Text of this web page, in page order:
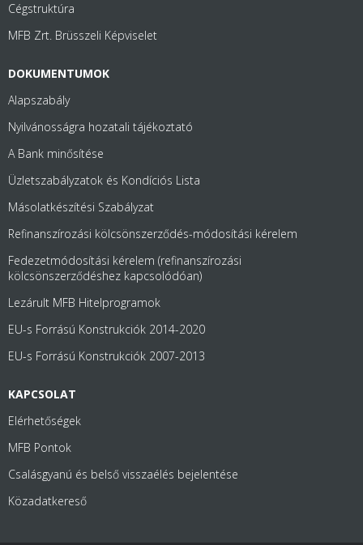
Cégstruktúra
MFB Zrt. Brüsszeli Képviselet
DOKUMENTUMOK
Alapszabály
Nyilvánosságra hozatali tájékoztató
A Bank minősítése
Üzletszabályzatok és Kondíciós Lista
Másolatkészítési Szabályzat
Refinanszírozási kölcsönszerződés-módosítási kérelem
Fedezetmódosítási kérelem (refinanszírozási
kölcsönszerződéshez kapcsolódóan)
Lezárult MFB Hitelprogramok
EU-s Forrású Konstrukciók 2014-2020
EU-s Forrású Konstrukciók 2007-2013
KAPCSOLAT
Elérhetőségek
MFB Pontok
Csalásgyanú és belső visszaélés bejelentése
Közadatkereső